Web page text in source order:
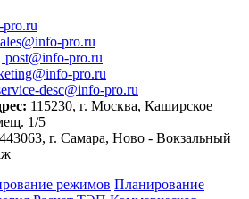
pro.ru
post@info-pro.ru
pro.ru
desc@info-pro.ru
115230, г. Москва, Каширское
1/5
443063, г. Самара, Ново - Вокзальный
режимов Планирование